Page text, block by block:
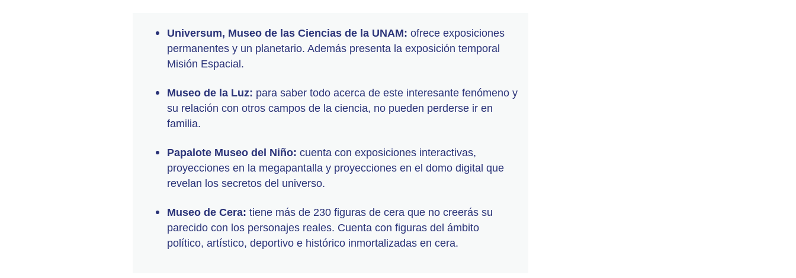
Universum, Museo de las Ciencias de la UNAM: ofrece exposiciones
permanentes y un planetario. Además presenta la exposición temporal
Misión Espacial.
Museo de la Luz: para saber todo acerca de este interesante fenómeno y
su relación con otros campos de la ciencia, no pueden perderse ir en
familia.
Papalote Museo del Niño: cuenta con exposiciones interactivas,
proyecciones en la megapantalla y proyecciones en el domo digital que
revelan los secretos del universo.
Museo de Cera: tiene más de 230 figuras de cera que no creerás su
parecido con los personajes reales. Cuenta con figuras del ámbito
político, artístico, deportivo e histórico inmortalizadas en cera.